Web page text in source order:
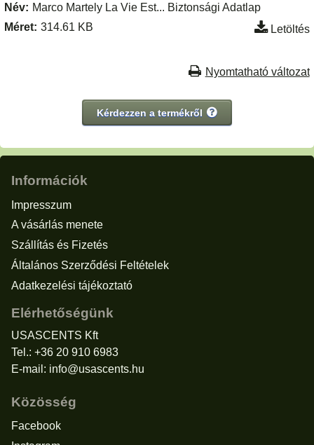
Név: Marco Martely La Vie Est... Biztonsági Adatlap
Méret: 314.61 KB Letöltés
Nyomtatható változat
Kérdezzen a termékről
Információk
Impresszum
A vásárlás menete
Szállítás és Fizetés
Általános Szerződési Feltételek
Adatkezelési tájékoztató
Elérhetőségünk
USASCENTS Kft
Tel.: +36 20 910 6983
E-mail: info@usascents.hu
Közösség
Facebook